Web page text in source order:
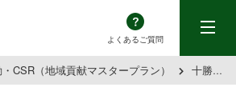
menu
帯広信用金庫
よくあるご質問
CSR（地域貢献マスタープラン） 十勝百景